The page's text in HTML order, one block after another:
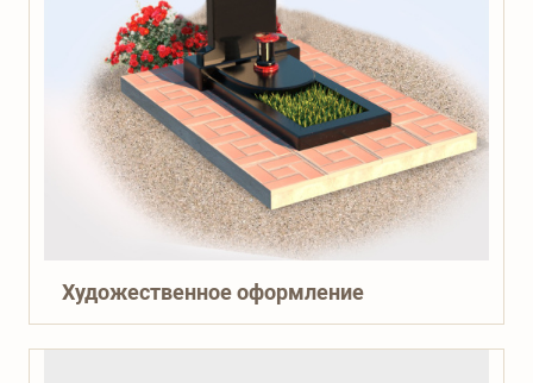
Художественное оформление